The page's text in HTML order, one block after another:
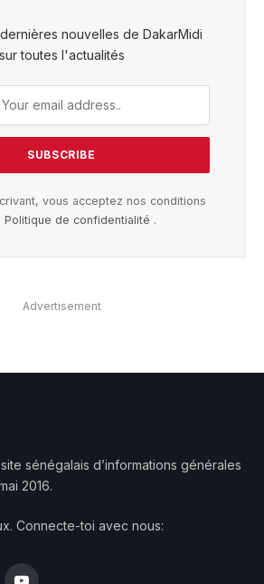
nouvelles de DakarMidi
sur toutes l'actualités
vous acceptez nos conditions
Politique de confidentialité .
Advertisement
sénégalais d’informations générales
2016.
Connecte-toi avec nous: